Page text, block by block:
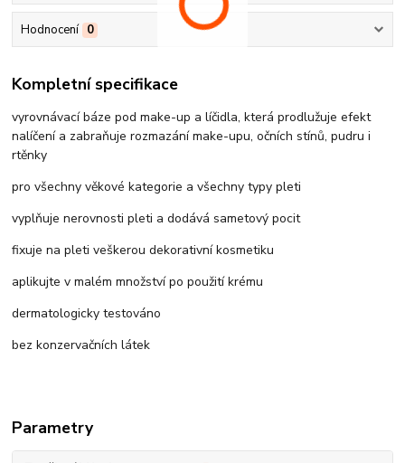
Hodnocení 0
Kompletní specifikace
vyrovnávací báze pod make-up a líčidla, která prodlužuje efekt
nalíčení a zabraňuje rozmazání make-upu, očních stínů, pudru i
rtěnky
pro všechny věkové kategorie a všechny typy pleti
vyplňuje nerovnosti pleti a dodává sametový pocit
fixuje na pleti veškerou dekorativní kosmetiku
aplikujte v malém množství po použití krému
dermatologicky testováno
bez konzervačních látek
Parametry